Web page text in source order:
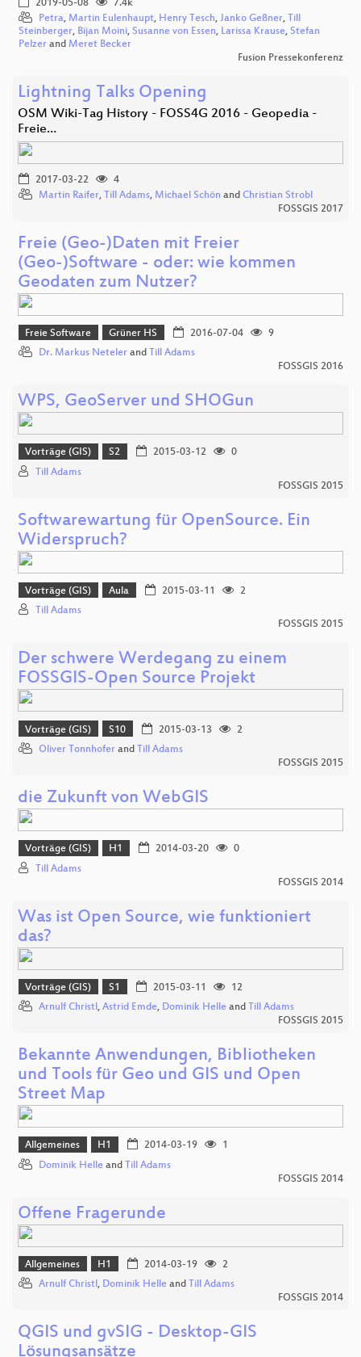
2019-05-08
7.4k
Petra, Martin Eulenhaupt, Henry Tesch, Janko Geßner, Till
Steinberger, Bijan Moini, Susanne von Essen, Larissa Krause, Stefan
Pelzer and Meret Becker
Fusion Pressekonferenz
Lightning Talks Opening
OSM Wiki-Tag History - FOSS4G 2016 - Geopedia -
Freie…
2017-03-22
4
Martin Raifer, Till Adams, Michael Schön and Christian Strobl
FOSSGIS 2017
Freie (Geo-)Daten mit Freier
(Geo-)Software - oder: wie kommen
Geodaten zum Nutzer?
Freie Software Grüner HS 2016-07-04
9
Dr. Markus Neteler and Till Adams
FOSSGIS 2016
WPS, GeoServer und SHOGun
Vorträge (GIS) S2 2015-03-12
0
Till Adams
FOSSGIS 2015
Softwarewartung für OpenSource. Ein
Widerspruch?
Vorträge (GIS) Aula 2015-03-11
2
Till Adams
FOSSGIS 2015
Der schwere Werdegang zu einem
FOSSGIS-Open Source Projekt
Vorträge (GIS) S10 2015-03-13
2
Oliver Tonnhofer and Till Adams
FOSSGIS 2015
die Zukunft von WebGIS
Vorträge (GIS) H1 2014-03-20
0
Till Adams
FOSSGIS 2014
Was ist Open Source, wie funktioniert
das?
Vorträge (GIS) S1 2015-03-11
12
Arnulf Christl, Astrid Emde, Dominik Helle and Till Adams
FOSSGIS 2015
Bekannte Anwendungen, Bibliotheken
und Tools für Geo und GIS und Open
Street Map
Allgemeines H1 2014-03-19
1
Dominik Helle and Till Adams
FOSSGIS 2014
Offene Fragerunde
Allgemeines H1 2014-03-19
2
Arnulf Christl, Dominik Helle and Till Adams
FOSSGIS 2014
QGIS und gvSIG - Desktop-GIS
Lösungsansätze